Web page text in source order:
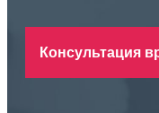
Консультация